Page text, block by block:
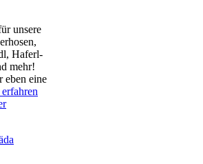
unsere
Haferl-
mehr!
eben eine